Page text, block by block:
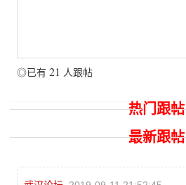
◎已有 21 人跟帖
热门跟帖
最新跟帖